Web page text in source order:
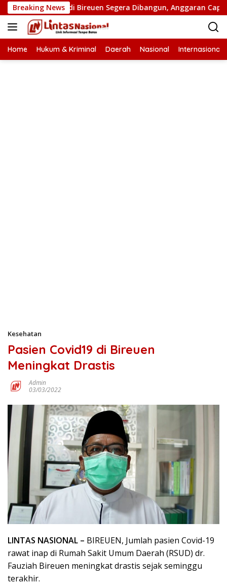
Langsung
ke
konten
Breaking News
Putus di Bireuen Segera Dibangun, Anggaran Capai 500 M
Home Hukum & Kriminal Daerah Nasional Internasional
Kesehatan
Pasien Covid19 di Bireuen
Meningkat Drastis
Admin
03/03/2022
LINTAS NASIONAL – BIREUEN, Jumlah pasien Covid-19
rawat inap di Rumah Sakit Umum Daerah (RSUD) dr.
Fauziah Bireuen meningkat drastis sejak seminggu
terakhir.